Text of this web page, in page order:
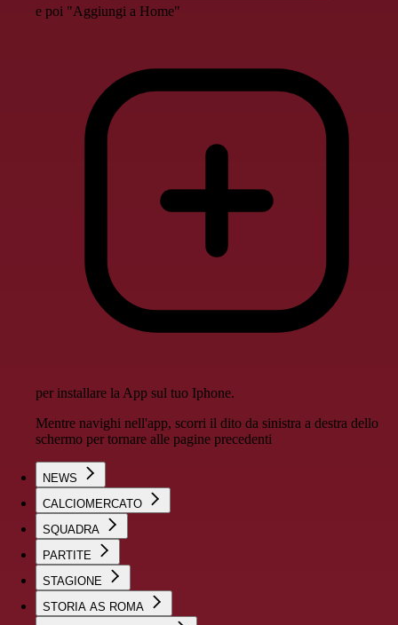
e poi "Aggiungi a Home"
per installare la App sul tuo Iphone.
Mentre navighi nell'app, scorri il dito da sinistra a destra dello
schermo per tornare alle pagine precedenti
NEWS
CALCIOMERCATO
SQUADRA
PARTITE
STAGIONE
STORIA AS ROMA